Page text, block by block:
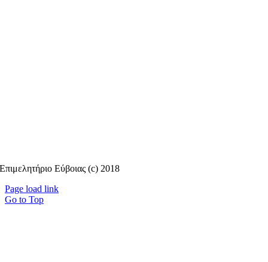
Επιμελητήριο Εύβοιας (c) 2018
Page load link
Go to Top